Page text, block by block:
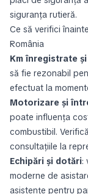
siguranța rutieră.
Ce să verifici
România
Km înregistrate
să fie rezonabil
efectuat la
Motorizare și
poate influența
combustibil.
consultațiile la
Echipări și dotări:
moderne de
asistențe pentru